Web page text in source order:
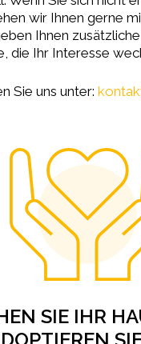
wir Ihnen gerne
Ihnen
die Ihr Interesse
Sie uns unter:
SIE IHR